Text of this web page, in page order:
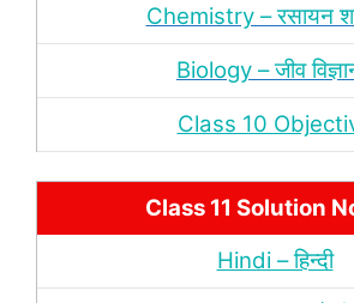
Chemistry – रसायन
Biology – जीव
Class 10
Class 11 Solution
Hindi – हिन्‍दी